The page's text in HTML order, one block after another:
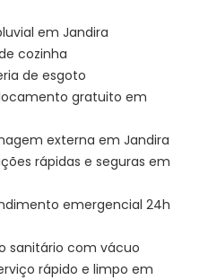
em Jandira
cozinha
de esgoto
gratuito em
externa em Jandira
rápidas e seguras em
emergencial 24h
sanitário com vácuo
rápido e limpo em